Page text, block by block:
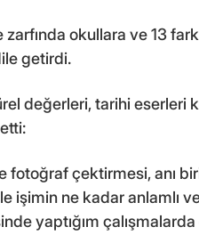
okullara ve 13
getirdi.
değerleri, tarihi eserleri
fotoğraf çektirmesi, anı
işimin ne kadar anlamlı
yaptığım çalışmalarda